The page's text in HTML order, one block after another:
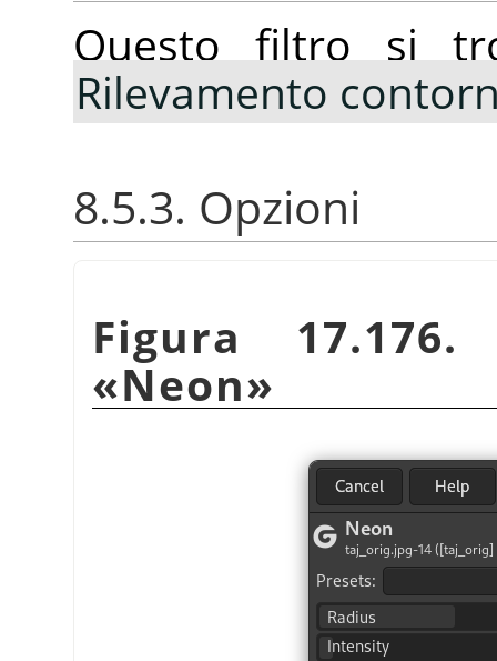
Questo filtro si
Rilevamento
8.5.3. Opzioni
Figura
«Neon»